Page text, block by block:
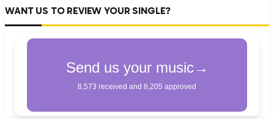
WANT US TO REVIEW YOUR SINGLE?